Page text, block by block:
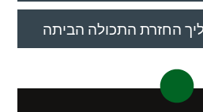
החזרת התכולה הביתה